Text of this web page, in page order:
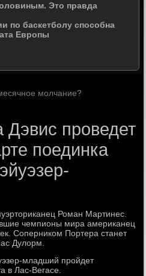
Это правда
по баскетболу способна
Европы
молчание?
проведет
поединка
Роман Мартинес.
чемпионы мира американец
Соперником Портера станет
Дулорм.
младший пройдет
в Лас-Вегасе.